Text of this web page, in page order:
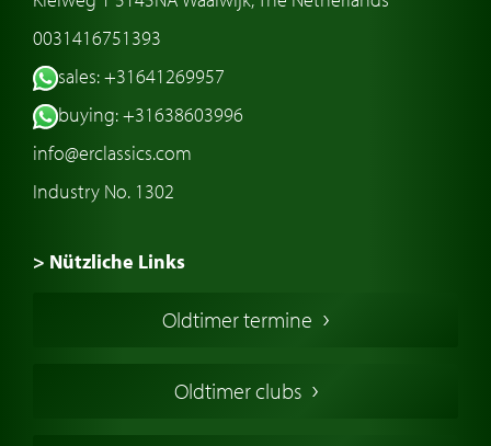
0031416751393
sales: +31641269957
buying: +31638603996
info@erclassics.com
Industry No. 1302
> Nützliche Links
Oldtimers in Europa
Englische Oldtimer
Oldtimer termine
Oldtimer clubs